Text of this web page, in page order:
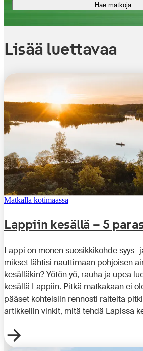
Hae matkoja
Lisää luettavaa
Matkalla kotimaassa
Lappiin kesällä – 5
Lappi on monen suosikkikohde syys-
mikset lähtisi nauttimaan pohjoisen
kesälläkin? Yötön yö, rauha ja upea
kesällä Lappiin. Pitkä matkakaan ei
pääset kohteisiin rennosti raiteita
artikkeliin vinkit, mitä tehdä Lapissa